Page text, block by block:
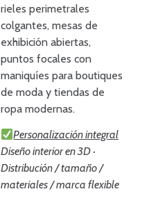
rieles perimetrales
colgantes, mesas de
exhibición abiertas,
puntos focales con
maniquíes para boutiques
de moda y tiendas de
ropa modernas.
Personalización integral
Diseño interior en 3D ·
Distribución / tamaño /
materiales / marca flexible